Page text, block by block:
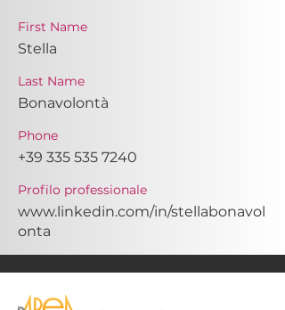
First Name
Stella
Last Name
Bonavolontà
Phone
+39 335 535 7240
Profilo professionale
www.linkedin.com/in/stellabonavol
onta